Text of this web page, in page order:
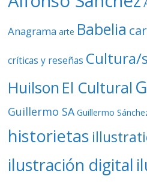
Anagrama arte Babelia
críticas y reseñas Cultura/s
Huilson El Cultural
Guillermo SA Guillermo
historietas
ilustración digital